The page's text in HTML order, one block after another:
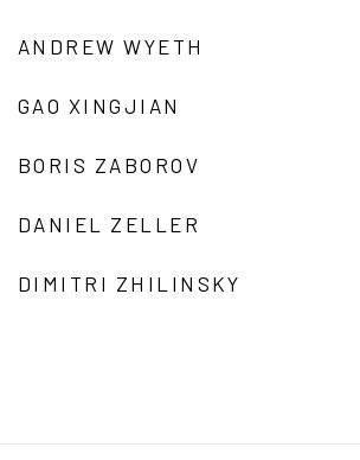
ANDREW WYETH
GAO XINGJIAN
BORIS ZABOROV
DANIEL ZELLER
DIMITRI ZHILINSKY